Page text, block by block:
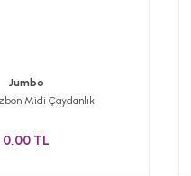
Jumbo
Midi Çaydanlık
0,00 TL